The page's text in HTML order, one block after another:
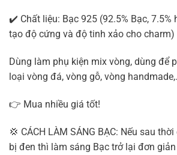
✔️ Chất liệu: Bạc 925 (92.5% Bạc, 7.5%
tạo độ cứng và độ tinh xảo cho charm)
Dùng làm phụ kiện mix vòng, dùng để
loại vòng đá, vòng gỗ, vòng
👉 Mua nhiều giá tốt!
💢 CÁCH LÀM SÁNG BẠC: Nếu sau
bị đen thì làm sáng Bạc trở lại đơn